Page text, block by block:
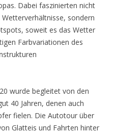
Dabei faszinierten nicht
sondern
soweit es das Wetter
Farbvariationen des
wurde begleitet von den
40 Jahren, denen auch
fielen. Die Autotour über
Glatteis und Fahrten hinter